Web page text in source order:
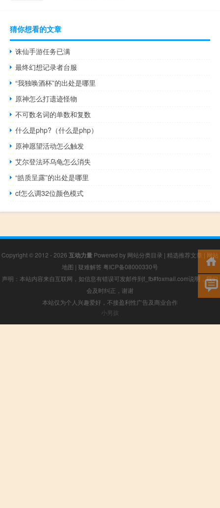
猜你想看的文章
诛仙手游任务已满
最终幻想记录者台服
“我独唤酒杯”的出处是哪里
原神怎么打遗迹怪物
不可数名词的单数和复数
什么是php?（什么是php）
原神愿望活动怎么触发
艾尔登法环乌龟怎么消失
“皓质呈露”的出处是哪里
cf怎么调32位颜色模式
Copyright © 2012 - 2026 互动力量 Powered by 网站分类目录 | 精选推荐文章 | 网站
地图 | 疑难解答 粤ICP备08000330号
声明：本站内容来自互联网，如信息有错误可发邮件到f_fb#foxmail.com说明，我们
会及时纠正，谢谢
本站仅为个人兴趣爱好，不接盈利性广告及商业合作
小男孩